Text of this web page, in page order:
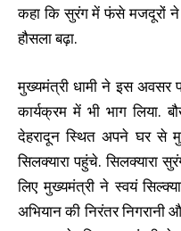
कहा कि सुरंग में फंसे मजदूरों ने
हौसला बढ़ा.
मुख्यमंत्री धामी ने इस अवसर
कार्यक्रम में भी भाग लिया.
देहरादून स्थित अपने घर से
सिलक्यारा पहुंचे.
लिए मुख्यमंत्री ने स्वयं
अभियान की निरंतर निगरानी